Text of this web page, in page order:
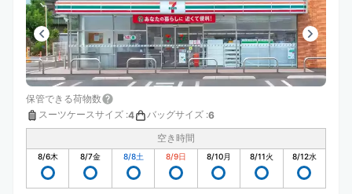
保管できる荷物数
スーツケースサイズ :4 バッグサイズ :6
空き時間
8/6木 8/7金 8/8土 8/9日 8/10月 8/11火 8/12水